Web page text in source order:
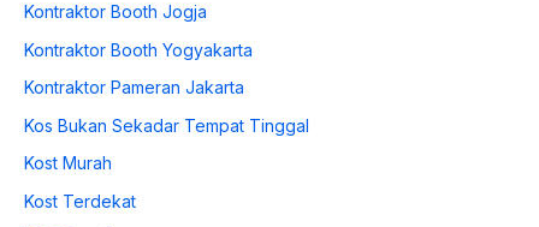
Kontraktor Booth Jogja
Kontraktor Booth Yogyakarta
Kontraktor Pameran Jakarta
Kos Bukan Sekadar Tempat Tinggal
Kost Murah
Kost Terdekat